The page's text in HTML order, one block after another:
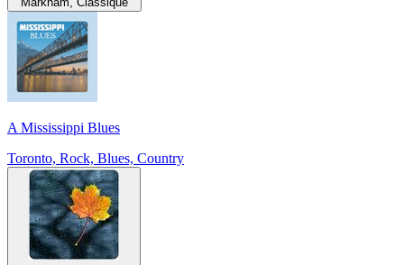
A Mississippi Blues
Toronto, Rock, Blues, Country